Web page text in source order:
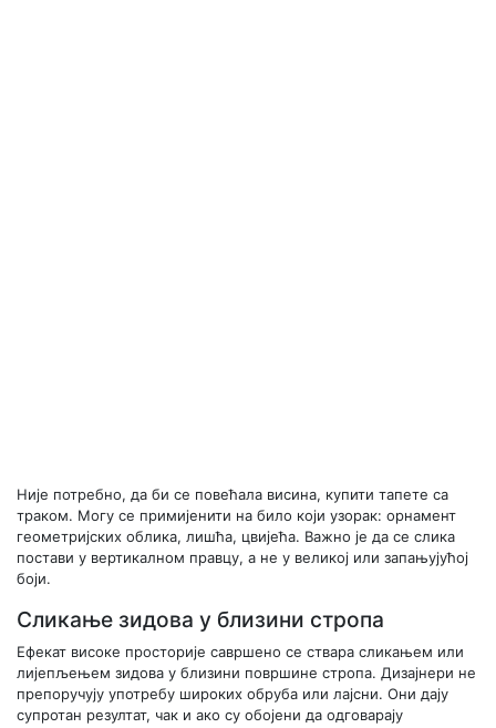
Није потребно, да би се повећала висина, купити тапете са
траком. Могу се примијенити на било који узорак: орнамент
геометријских облика, лишћа, цвијећа. Важно је да се слика
постави у вертикалном правцу, а не у великој или запањујућој
боји.
Сликање зидова у близини стропа
Ефекат високе просторије савршено се ствара сликањем или
лијепљењем зидова у близини површине стропа. Дизајнери не
препоручују употребу широких обруба или лајсни. Они дају
супротан резултат, чак и ако су обојени да одговарају